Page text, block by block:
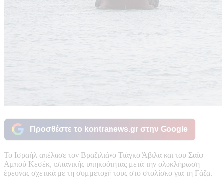
Προσθέστε το kontranews.gr στην Google
Το Ισραήλ απέλασε τον Βραζιλιάνο Τιάγκο Άβιλα και του Σαΐφ
Αμπού Κεσέκ, ισπανικής υπηκοότητας μετά την ολοκλήρωση
έρευνας σχετικά με τη συμμετοχή τους στο στολίσκο για τη Γάζα.